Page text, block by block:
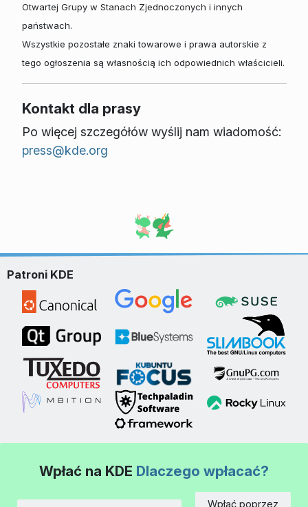
Otwartej Grupy w Stanach Zjednoczonych i innych
państwach.
Wszystkie pozostałe znaki towarowe i prawa autorskie z
tego ogłoszenia są własnością ich odpowiednich właścicieli.
Kontakt dla prasy
Po więcej szczegółów wyślij nam wiadomość:
press@kde.org
Patroni KDE
Wpłać na KDE Dlaczego wpłacać?
Wpłać poprzez